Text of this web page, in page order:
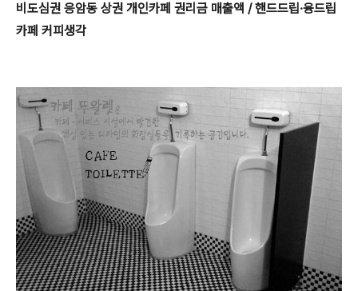
비도심권 응암동 상권 개인카페 권리금 매출액 / 핸드드립·융드립
카페 커피생각